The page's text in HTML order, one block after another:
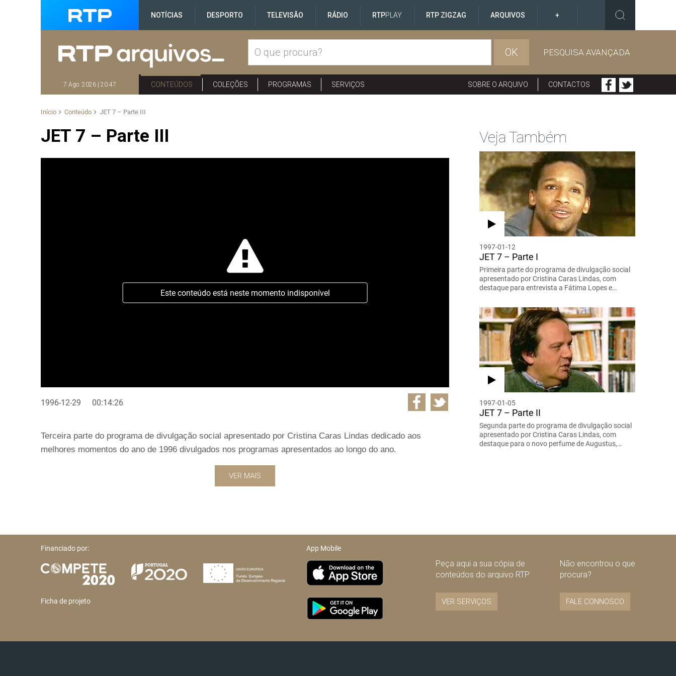
NOTÍCIAS DESPORTO TELEVISÃO RÁDIO RTPPLAY RTP ZIGZAG ARQUIVOS +
OK PESQUISA AVANÇADA
7 Ago. 2026 | 20:47 CONTEÚDOS COLEÇÕES PROGRAMAS SERVIÇOS SOBRE O ARQUIVO CONTACTOS
Início Conteúdo JET 7 – Parte III
JET 7 – Parte III
Este conteúdo está neste momento indisponível
1996-12-29 00:14:26
Terceira parte do programa de divulgação social apresentado por Cristina Caras Lindas dedicado aos
melhores momentos do ano de 1996 divulgados nos programas apresentados ao longo do ano.
VER MAIS
Veja Também
1997-01-12
JET 7 – Parte I
Primeira parte do programa de divulgação social
apresentado por Cristina Caras Lindas, com
destaque para entrevista a Fátima Lopes e…
1997-01-05
JET 7 – Parte II
Segunda parte do programa de divulgação social
apresentado por Cristina Caras Lindas, com
destaque para o novo perfume de Augustus,…
Financiado por:
Ficha de projeto
App Mobile
Peça aqui a sua cópia de
conteúdos do arquivo RTP
VER SERVIÇOS
Não encontrou o que
procura?
FALE CONNOSCO